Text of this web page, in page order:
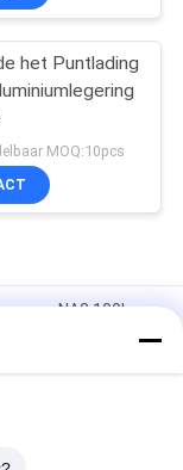
het Puntlading
MOQ:10pcs
NA3 100kg
Cells
Weighing